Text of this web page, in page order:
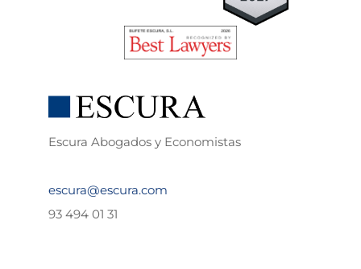
Escura Abogados y Economistas
escura@escura.com
93 494 01 31